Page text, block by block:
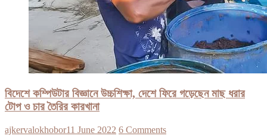
বিদেশে কম্পিউটার বিজ্ঞানে উচ্চশিক্ষা, দেশে ফিরে গড়েছেন মাছ ধরার
টোপ ও চার তৈরির কারখানা
ajkervalokhobor11 June 2022 6 Comments